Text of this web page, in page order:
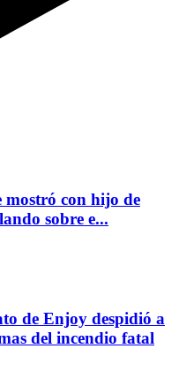
mostró con hijo de
sobre e...
de Enjoy despidió a
del incendio fatal